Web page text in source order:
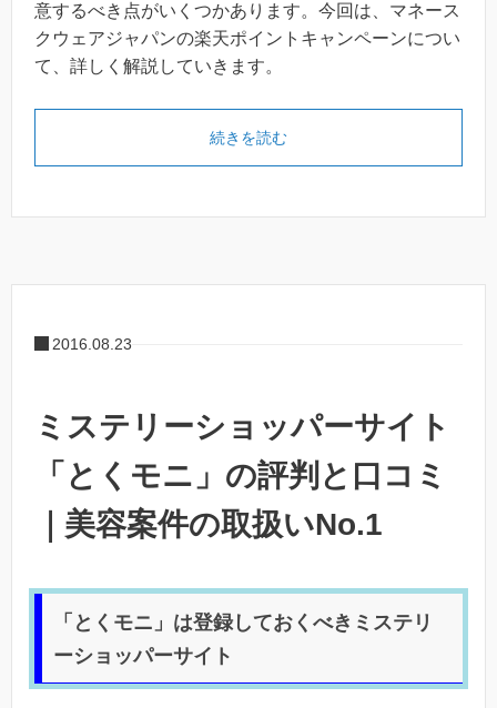
意するべき点がいくつかあります。今回は、マネース
クウェアジャパンの楽天ポイントキャンペーンについ
て、詳しく解説していきます。
続きを読む
2016.08.23
ミステリーショッパーサイト
「とくモニ」の評判と口コミ
｜美容案件の取扱いNo.1
「とくモニ」は登録しておくべきミステリ
ーショッパーサイト